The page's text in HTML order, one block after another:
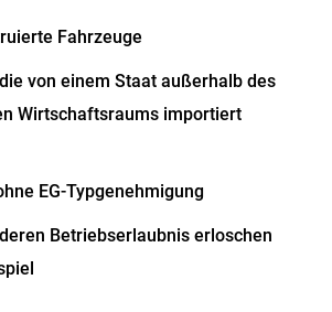
Fahrzeuge
von einem Staat außerhalb des
Wirtschaftsraums importiert
EG-Typgenehmigung
Betriebserlaubnis erloschen